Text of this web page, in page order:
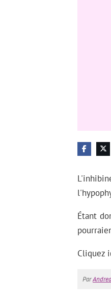
Étant
Cliquez
Par